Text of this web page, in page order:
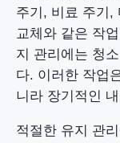
주기, 비료 주기,
교체와 같은 작
지 관리에는 청
다. 이러한 작업
니라 장기적인
적절한 유지 관